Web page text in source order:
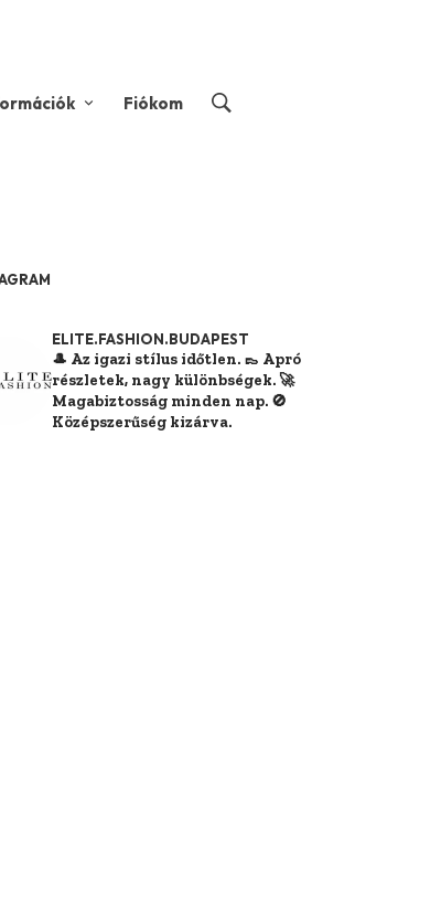
Fiókom
ELITE.FASHION.BUDAPEST
🎩 Az igazi stílus időtlen. 👞 Apró
részletek, nagy különbségek.🚀
Magabiztosság minden nap. 🚫
Középszerűség kizárva.